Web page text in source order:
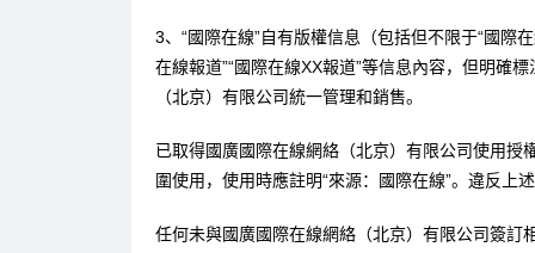
3、“國際在線”自有版權信息（包括但不限于“國際
在線報道”“國際在線XX報道”等信息內容，但明確
（北京）有限公司統一管理和銷售。
已取得國廣國際在線網絡（北京）有限公司使用
圍使用，使用時應註明“來源：國際在線”。違反上
任何未與國廣國際在線網絡（北京）有限公司簽訂